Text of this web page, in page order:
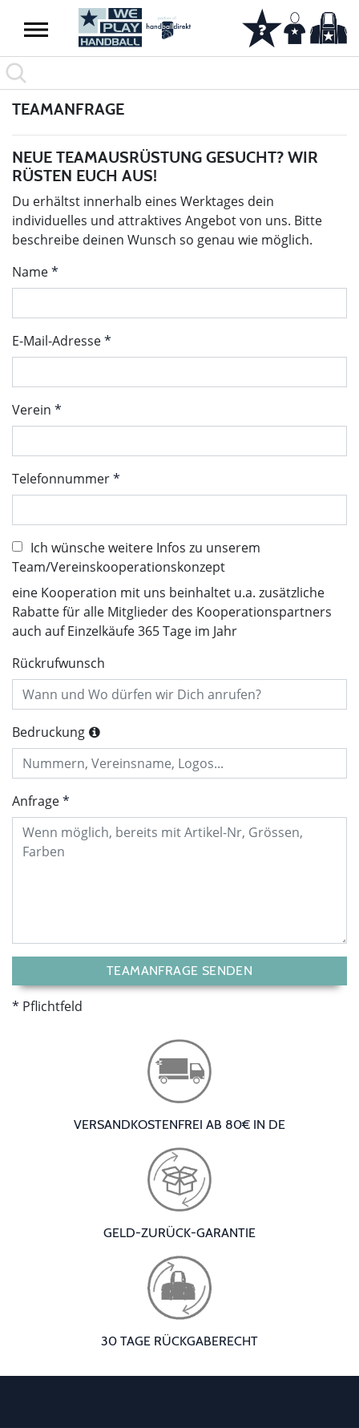
TEAMANFRAGE
NEUE TEAMAUSRÜSTUNG GESUCHT? WIR
RÜSTEN EUCH AUS!
Du erhältst innerhalb eines Werktages dein
individuelles und attraktives Angebot von uns. Bitte
beschreibe deinen Wunsch so genau wie möglich.
Name
E-Mail-Adresse
Verein
Telefonnummer
Ich wünsche weitere Infos zu unserem
Team/Vereinskooperationskonzept
eine Kooperation mit uns beinhaltet u.a. zusätzliche
Rabatte für alle Mitglieder des Kooperationspartners
auch auf Einzelkäufe 365 Tage im Jahr
Rückrufwunsch
Bedruckung
Anfrage
TEAMANFRAGE SENDEN
Pflichtfeld
VERSANDKOSTENFREI AB 80€ IN DE
GELD-ZURÜCK-GARANTIE
30 TAGE RÜCKGABERECHT